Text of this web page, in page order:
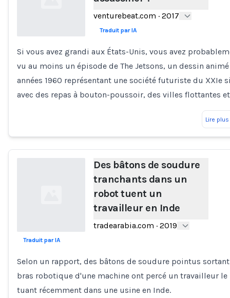
venturebeat.com · 2017
Traduit par IA
Si vous avez grandi aux États-Unis, vous avez
vu au moins un épisode de The Jetsons, un dessin
années 1960 représentant une société futuriste du XXIe
avec des repas à bouton-poussoir, des villes flottantes
Lire plus
Des bâtons de soudure
tranchants dans un
robot tuent un
travailleur en Inde
tradearabia.com · 2019
Traduit par IA
Selon un rapport, des bâtons de soudure pointus
bras robotique d'une machine ont percé un travailleur le
tuant récemment dans une usine en Inde.